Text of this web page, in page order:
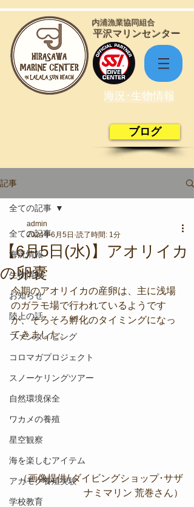
​平沢マリンセンター
​内浦漁業協同組合
海況･生物情報
ブログ
記事
全ての記事
海況情報
生物情報
お知らせ
陸上の話
ファンダイビング
コロマガプロジェクト
スノーケリングツアー
自然環境保全
ワカメの養殖
星空観察
海を楽しむアイテム
アカモク養殖実験
学校教育
全ての記事
【6月5日(水)】アオリイカ
の卵嚢
admin
2024年6月5日 読了時間: 1分
今期のアオリイカの産卵は、主に浅場
のガラモ場で行われているようです
が、そろそろ孵化のタイミングになっ
てきました。
（画像提供/ ダイビングショップ･サザ
ナミマリン 荒巻さん）